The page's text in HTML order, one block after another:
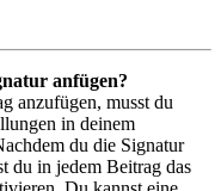
anfügen?
anzufügen, musst du
in deinem
du die Signatur
du in jedem Beitrag das